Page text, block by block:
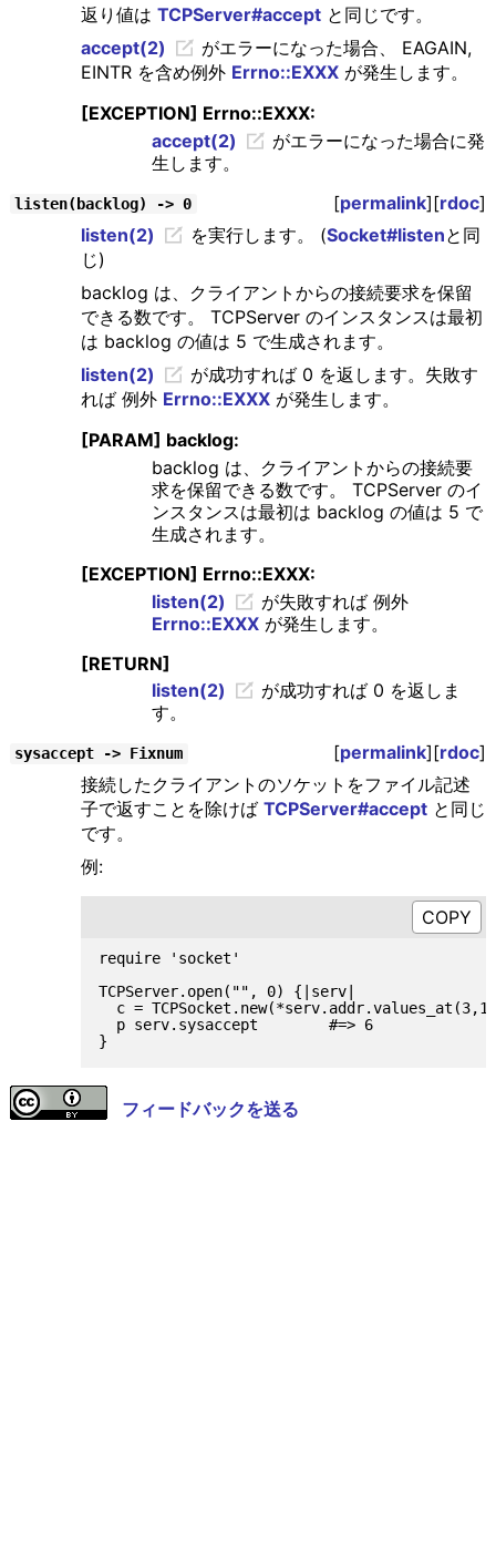
返り値は TCPServer#acceptと同じです。
accept(2)
がエラーになった場合、 EAGAIN,
EINTR を含め例外 Errno::EXXXが発生します。
[EXCEPTION] Errno::EXXX:
accept(2)
がエラーになった場合に発
生します。
listen(backlog) -> 0 [permalink][rdoc]
listen(2)
を実行します。 (Socket#listenと同
じ)
backlog は、クライアントからの接続要求を保留
できる数です。 TCPServer のインスタンスは最初
は backlog の値は 5 で生成されます。
listen(2)
が成功すれば 0 を返します。失敗す
れば 例外 Errno::EXXXが発生します。
[PARAM] backlog:
backlog は、クライアントからの接続要
求を保留できる数です。 TCPServer のイ
ンスタンスは最初は backlog の値は 5 で
生成されます。
[EXCEPTION] Errno::EXXX:
listen(2)
が失敗すれば 例外
Errno::EXXXが発生します。
[RETURN]
listen(2)
が成功すれば 0 を返しま
す。
sysaccept -> Fixnum [permalink][rdoc]
接続したクライアントのソケットをファイル記述
子で返すことを除けば TCPServer#acceptと同じ
です。
例:
require 'socket'
TCPServer.open("", 0) {|serv|
c =
  p serv.sysaccept        #=> 6
フィードバックを送る